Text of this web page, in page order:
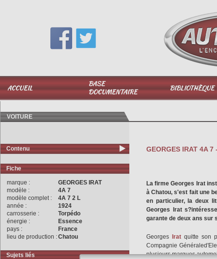
ACCUEIL
BASE
DOCUMENTAIRE
BIBLIOTHÈQUE
06 51 040 025
VOITURE
Contenu
Fiche
marque :
GEORGES IRAT
modèle :
4A 7
modèle complet :
4A 7 2 L
année :
1924
carrosserie :
Torpédo
énergie :
Essence
pays :
France
lieu de production :Chatou
Sujets liés
GEORGES IRAT 4A
La firme Georges Irat
à Chatou, s'est fait une
en particulier, la deux
Georges Irat
garante de deux ans sur
Georges Iratquitte son
Compagnie
plusieurs marques